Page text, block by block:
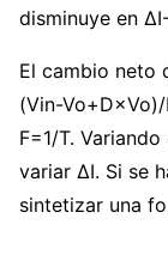
disminuye en
El cambio neto
(Vin-
F=1/T.
variar ΔI. Si se
sintetizar una